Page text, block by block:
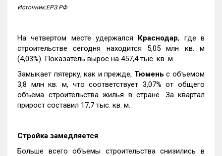
Источник:ЕРЗ.РФ
На четвертом месте удержался Краснодар, где в
строительстве сегодня находится 5,05 млн кв. м
(4,03%). Показатель вырос на 457,4 тыс. кв. м.
Замыкает пятерку, как и прежде, Тюмень с объемом
3,8 млн кв. м, что соответствует 3,07% от общего
объема строительства жилья в стране. За квартал
прирост составил 17,7 тыс. кв. м.
Стройка замедляется
Больше всего объемы строительства снизились в